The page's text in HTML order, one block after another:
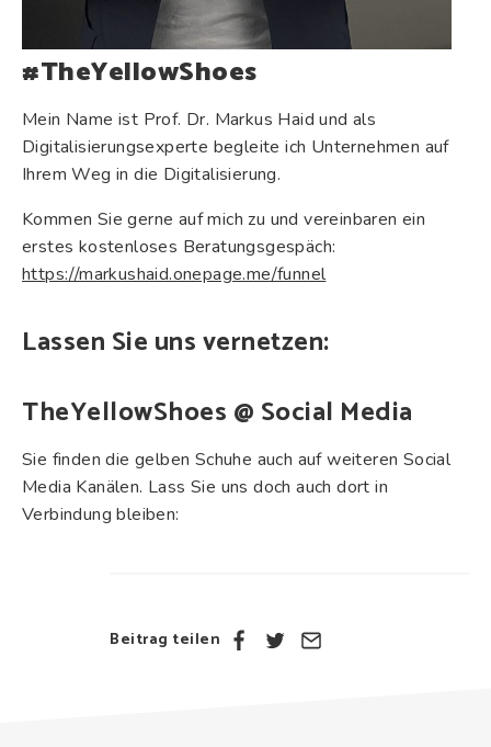
#TheYellowShoes
Mein Name ist Prof. Dr. Markus Haid und als
Digitalisierungsexperte begleite ich Unternehmen auf
Ihrem Weg in die Digitalisierung.
Kommen Sie gerne auf mich zu und vereinbaren ein
erstes kostenloses Beratungsgespäch:
https://markushaid.onepage.me/funnel
Lassen Sie uns vernetzen:
TheYellowShoes @ Social Media
Sie finden die gelben Schuhe auch auf weiteren Social
Media Kanälen. Lass Sie uns doch auch dort in
Verbindung bleiben:
Beitrag teilen